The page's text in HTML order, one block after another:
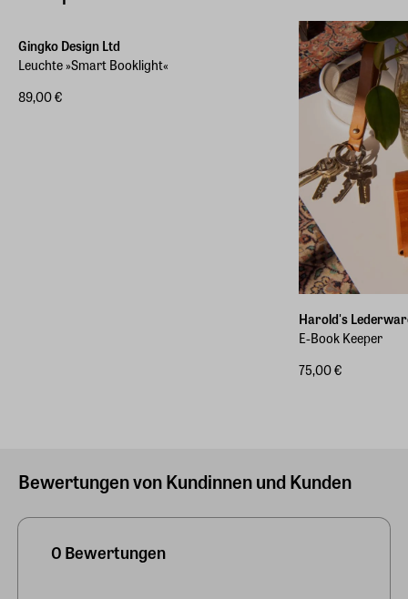
Gingko Design Ltd
Leuchte »Smart Booklight«
89,00 €
Harold's
E-Book Keeper
75,00 €
Bewertungen von Kundinnen und Kunden
0 Bewertungen